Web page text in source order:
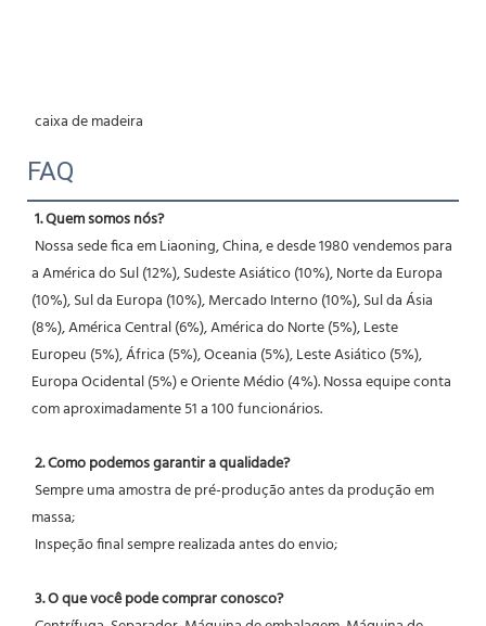
caixa de madeira
FAQ
1. Quem somos nós?
a América do Sul (12%), Sudeste Asiático (10%), Norte da Europa
(10%), Sul da Europa (10%), Mercado Interno (10%), Sul da Ásia
(8%), América Central (6%), América do Norte (5%), Leste
Europeu (5%), África (5%), Oceania (5%), Leste Asiático (5%),
Europa Ocidental (5%) e Oriente Médio (4%). Nossa equipe conta
com aproximadamente 51 a 100 funcionários.
2. Como podemos garantir a qualidade?
massa;
Inspeção final sempre realizada antes do envio;
3. O que você pode comprar conosco?